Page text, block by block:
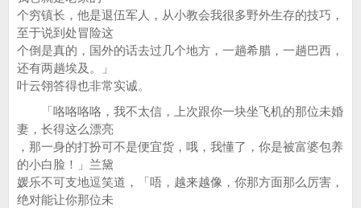
个穷镇长，他是退伍军人，从小教会我很多野外生存的技巧，
至于说到处冒险这
个倒是真的，国外的话去过几个地方，一趟希腊，一趟巴西，
还有两趟埃及。」
叶云翎答得也非常实诚。
「咯咯咯咯，我不太信，上次跟你一块坐飞机的那位未婚
妻，长得这么漂亮
，那一身的打扮可不是便宜货，哦，我懂了，你是被富婆包养
的小白脸！」兰黛
媛乐不可支地逗笑道，「唔，越来越像，你那方面那么厉害，
绝对能让你那位未